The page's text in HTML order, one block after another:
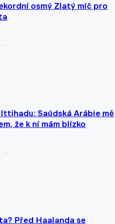
osmý Zlatý míč pro
Saúdská Arábie mě
že k ní mám blízko
Před Haalanda se